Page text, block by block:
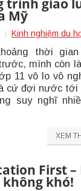
trình giao
Mỹ
Kinh nghiệm du
thời
mình còn
11 vô lo vô
cứ đợi nước tới
suy nghĩ
XEM
First –
không khó!